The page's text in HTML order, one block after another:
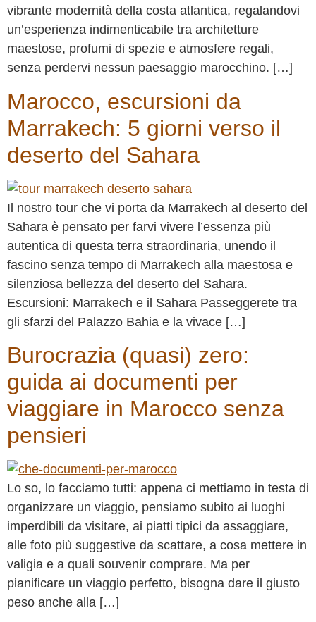
vibrante modernità della costa atlantica, regalandovi
un’esperienza indimenticabile tra architetture
maestose, profumi di spezie e atmosfere regali,
senza perdervi nessun paesaggio marocchino. […]
Marocco, escursioni da
Marrakech: 5 giorni verso il
deserto del Sahara
Il nostro tour che vi porta da Marrakech al deserto del
Sahara è pensato per farvi vivere l’essenza più
autentica di questa terra straordinaria, unendo il
fascino senza tempo di Marrakech alla maestosa e
silenziosa bellezza del deserto del Sahara.
Escursioni: Marrakech e il Sahara Passeggerete tra
gli sfarzi del Palazzo Bahia e la vivace […]
Burocrazia (quasi) zero:
guida ai documenti per
viaggiare in Marocco senza
pensieri
Lo so, lo facciamo tutti: appena ci mettiamo in testa di
organizzare un viaggio, pensiamo subito ai luoghi
imperdibili da visitare, ai piatti tipici da assaggiare,
alle foto più suggestive da scattare, a cosa mettere in
valigia e a quali souvenir comprare. Ma per
pianificare un viaggio perfetto, bisogna dare il giusto
peso anche alla […]